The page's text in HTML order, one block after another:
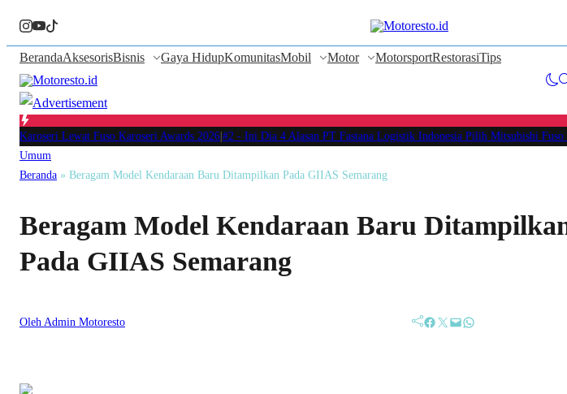
BerandaAksesorisBisnis Gaya HidupKomunitasMobil Motor MotorsportRestorasiTips
Lewat Fuso Karoseri Awards 2026|#2 -Ini Dia 4 Alasan PT Fastana Logistik Indonesia Pilih Mitsubishi Fuso
Umum
Beranda » Beragam Model Kendaraan Baru Ditampilkan Pada GIIAS Semarang
Beragam Model Kendaraan Baru
Pada GIIAS Semarang
Oleh Admin Motoresto Facebook Twitter Mail WhatsApp